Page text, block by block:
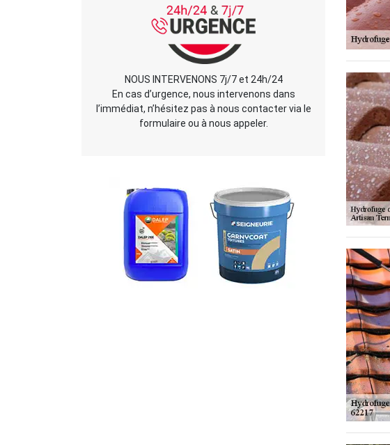
NOUS INTERVENONS 7j/7 et 24h/24
En cas d’urgence, nous intervenons dans
l’immédiat, n’hésitez pas à nous contacter via le
formulaire ou à nous appeler.